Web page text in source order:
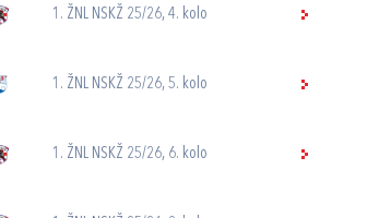
1. ŽNL NSKŽ 25/26, 4. kolo
1. ŽNL NSKŽ 25/26, 5. kolo
1. ŽNL NSKŽ 25/26, 6. kolo